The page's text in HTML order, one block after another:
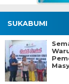
SUKABUMI